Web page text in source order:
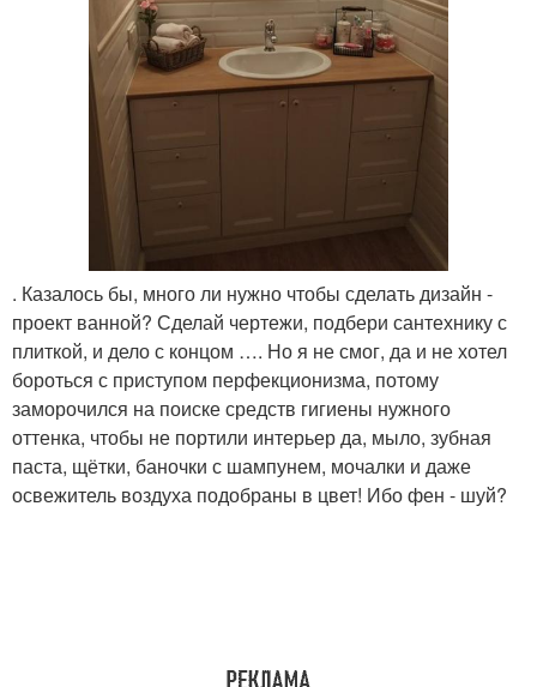
. Казалось бы, много ли нужно чтобы сделать дизайн -
проект ванной? Сделай чертежи, подбери сантехнику с
плиткой, и дело с концом …. Но я не смог, да и не хотел
бороться с приступом перфекционизма, потому
заморочился на поиске средств гигиены нужного
оттенка, чтобы не портили интерьер да, мыло, зубная
паста, щётки, баночки с шампунем, мочалки и даже
освежитель воздуха подобраны в цвет! Ибо фен - шуй?